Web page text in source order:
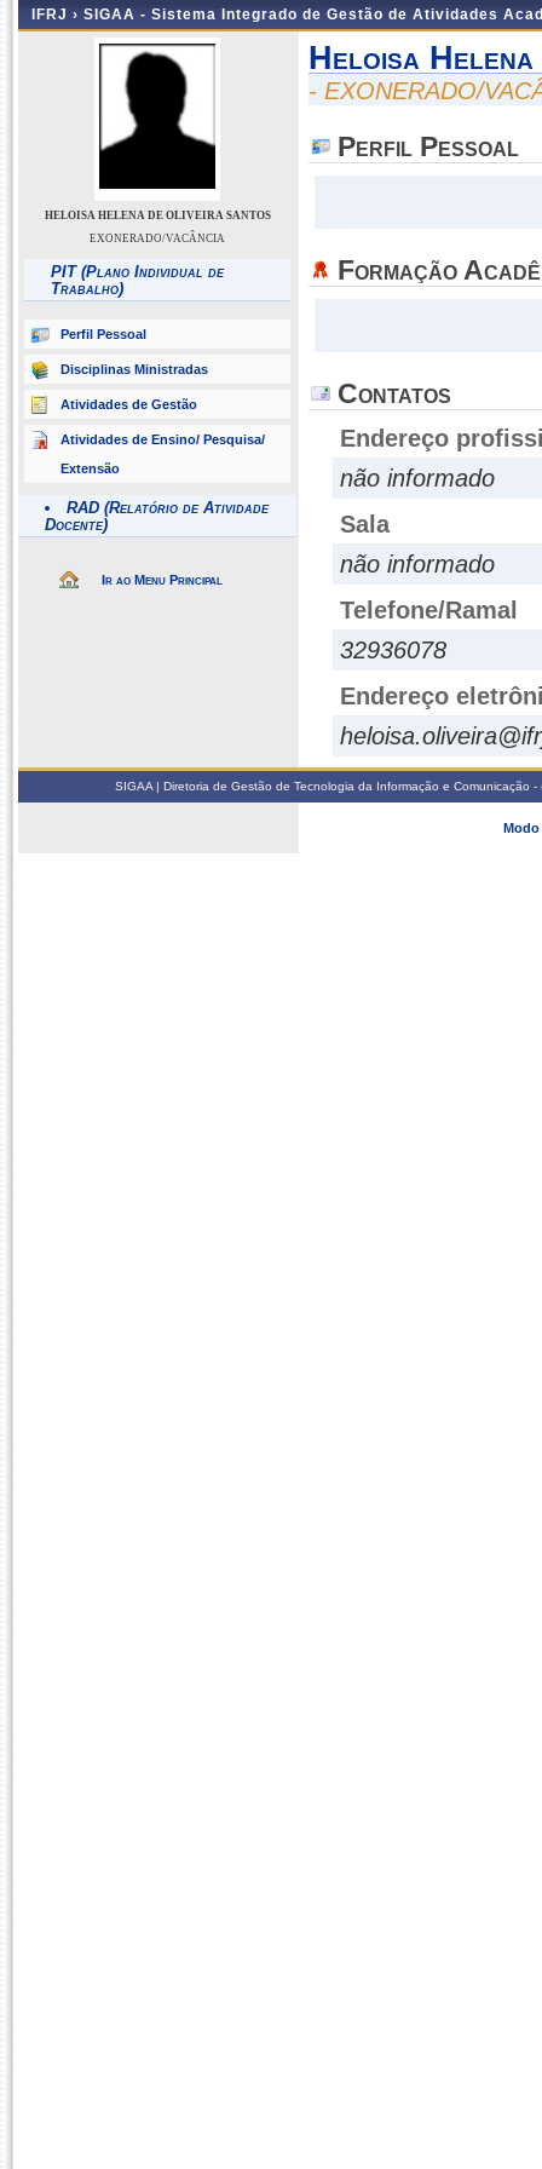
IFRJ › SIGAA - Sistema Integrado de Gestão de Atividades
HELOISA HELENA DE OLIVEIRA SANTOS
EXONERADO/VACÂNCIA
PIT (Plano Individual de
Trabalho)
Perfil Pessoal
Disciplinas Ministradas
Atividades de Gestão
Atividades de Ensino/ Pesquisa/
Extensão
RAD (Relatório de Atividade
Docente)
Ir ao Menu Principal
Heloisa
- EXONERADO/
Perfil Pessoal
Formação
Contatos
Endereço
não informado
Sala
não informado
Telefone/Ramal
32936078
Endereço
SIGAA | Diretoria de Gestão de Tecnologia da Informação e
Modo